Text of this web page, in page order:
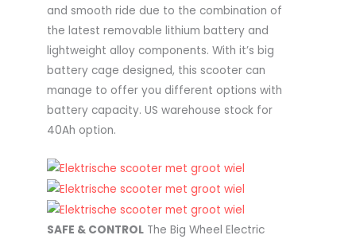
and smooth ride due to the combination of
the latest removable lithium battery and
lightweight alloy components. With it’s big
battery cage designed, this scooter can
manage to offer you different options with
battery capacity. US warehouse stock for
40Ah option.
SAFE & CONTROL The Big Wheel Electric